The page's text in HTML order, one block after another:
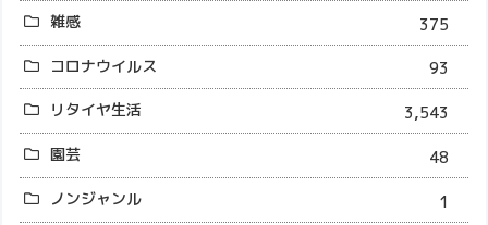
雑感
375
コロナウイルス
93
リタイヤ生活
3,543
園芸
48
ノンジャンル
1